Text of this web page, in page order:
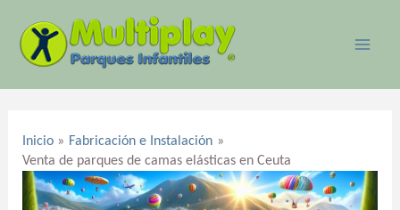
contenido
Inicio
Fabricación e Instalación
Venta de parques de camas elásticas en Ceuta
entradas